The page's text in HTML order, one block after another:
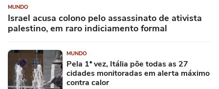
MUNDO
Israel acusa colono pelo assassinato de ativista
palestino, em raro indiciamento formal
MUNDO
Pela 1ª vez, Itália põe todas as 27
cidades monitoradas em alerta máximo
contra calor